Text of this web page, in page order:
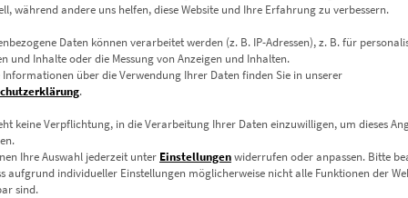
auf Keilrahmen, Acrylglas
90 x 30 cm, 120 x 40 cm, 150 x 50 cm, 180 x 60 cm, 210 x 70 cm, 240
während andere uns helfen, diese Website und Ihre Erfahrung zu verbessern.
Daten können verarbeitet werden (z. B. IP-Adressen), z. B. für
und Inhalte oder die Messung von Anzeigen und Inhalten.
Informationen über die Verwendung Ihrer Daten finden Sie in unserer
.
keine Verpflichtung, in die Verarbeitung Ihrer Daten einzuwilligen, um dieses
Ihre Auswahl jederzeit unter Einstellungenwiderrufen oder anpassen. Bitte
aufgrund individueller Einstellungen möglicherweise nicht alle Funktionen der
sind.